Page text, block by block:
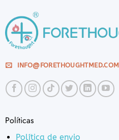
INFO@FORETHOUGHTMED.COM
Políticas
Política de envio